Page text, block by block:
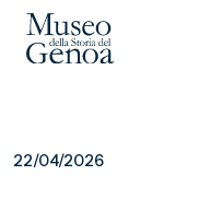
22/04/2026